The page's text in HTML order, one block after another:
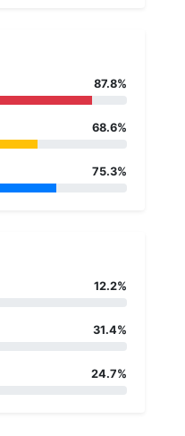
87.8%
68.6%
75.3%
12.2%
31.4%
24.7%